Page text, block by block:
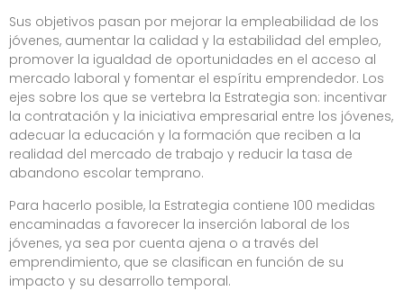
Sus objetivos pasan por mejorar la empleabilidad de los
jóvenes, aumentar la calidad y la estabilidad del empleo,
promover la igualdad de oportunidades en el acceso al
mercado laboral y fomentar el espíritu emprendedor. Los
ejes sobre los que se vertebra la Estrategia son: incentivar
la contratación y la iniciativa empresarial entre los jóvenes,
adecuar la educación y la formación que reciben a la
realidad del mercado de trabajo y reducir la tasa de
abandono escolar temprano.
Para hacerlo posible, la Estrategia contiene 100 medidas
encaminadas a favorecer la inserción laboral de los
jóvenes, ya sea por cuenta ajena o a través del
emprendimiento, que se clasifican en función de su
impacto y su desarrollo temporal.